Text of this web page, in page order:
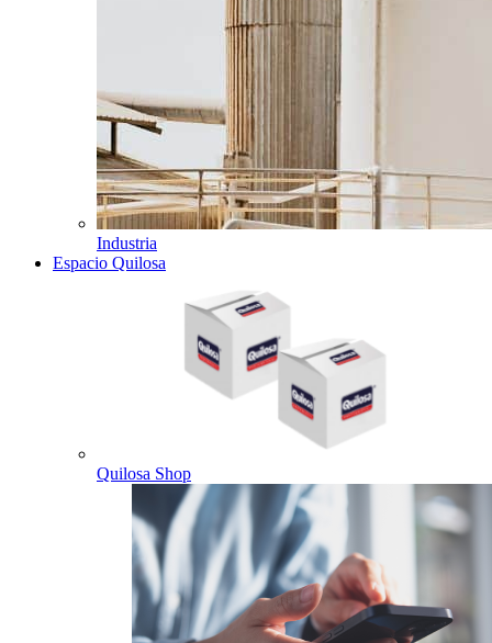
Industria
Espacio Quilosa
Quilosa Shop